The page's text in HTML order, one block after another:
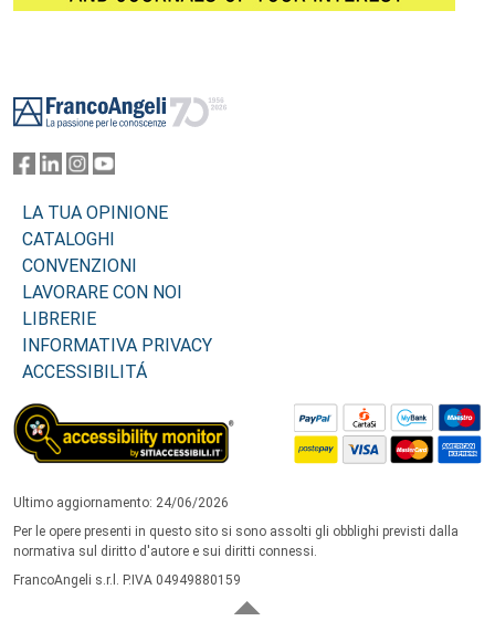
LA TUA OPINIONE
CATALOGHI
CONVENZIONI
LAVORARE CON NOI
LIBRERIE
INFORMATIVA PRIVACY
ACCESSIBILITÁ
Ultimo aggiornamento: 24/06/2026
Per le opere presenti in questo sito si sono assolti gli obblighi previsti dalla
normativa sul diritto d'autore e sui diritti connessi.
FrancoAngeli s.r.l. P.IVA 04949880159